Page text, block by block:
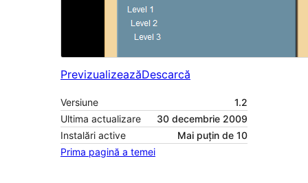
PrevizualizeazăDescarcă
Versiune
1.2
Ultima actualizare
30 decembrie 2009
Instalări active
Mai puțin de 10
Prima pagină a temei